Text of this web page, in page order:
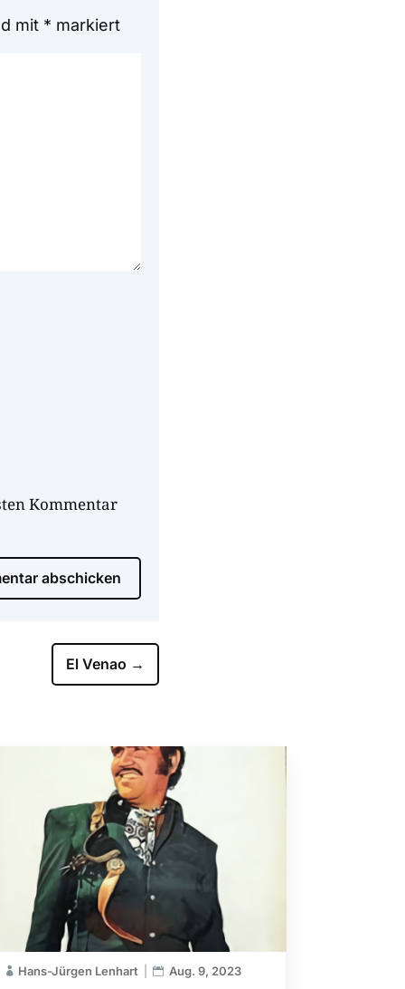
mit * markiert
Kommentar
abschicken
El Venao →
Hans-Jürgen Lenhart Aug. 9, 2023